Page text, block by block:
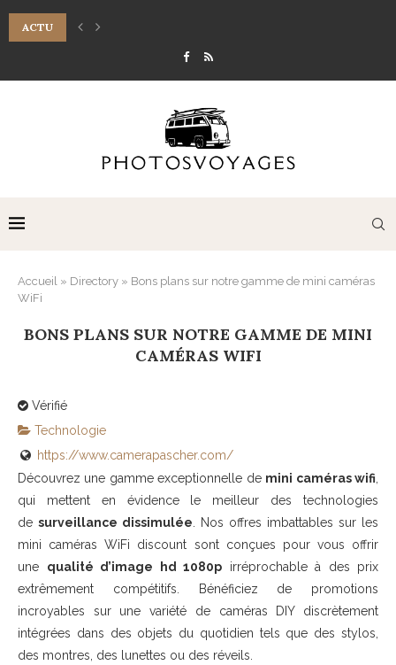
ACTU
7 RITUELS DE MASSAGE DU VISAGE POUR LIFTER LA PEAU
Accueil » Directory » Bons plans sur notre gamme de mini caméras
WiFi
BONS PLANS SUR NOTRE GAMME DE MINI
CAMÉRAS WIFI
Vérifié
Technologie
https://www.camerapascher.com/
Découvrez une gamme exceptionnelle de mini caméras wifi,
qui mettent en évidence le meilleur des technologies
de surveillance dissimulée. Nos offres imbattables sur les
mini caméras WiFi discount sont conçues pour vous offrir
une qualité d’image hd 1080p irréprochable à des prix
extrêmement compétitifs. Bénéficiez de promotions
incroyables sur une variété de caméras DIY discrètement
intégrées dans des objets du quotidien tels que des stylos,
des montres, des lunettes ou des réveils.